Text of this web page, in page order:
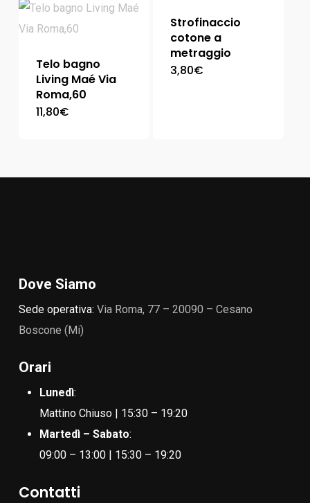
Telo bagno
Living Maé Via
Roma,60
11,80€
Strofinaccio
cotone a
metraggio
3,80€
Dove Siamo
Sede operativa: Via Roma, 77 – 20090 – Cesano
Boscone (Mi)
Orari
Lunedì:
Mattino Chiuso | 15:30 – 19:20
Martedì – Sabato:
09:00 – 13:00 | 15:30 – 19:20
Contatti